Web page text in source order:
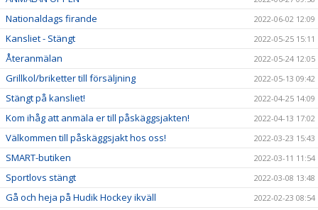
Nationaldags firande 2022-06-02 12:09
Kansliet - Stängt 2022-05-25 15:11
Återanmälan 2022-05-24 12:05
Grillkol/briketter till försäljning 2022-05-13 09:42
Stängt på kansliet! 2022-04-25 14:09
Kom ihåg att anmäla er till påskäggsjakten! 2022-04-13 17:02
Välkommen till påskäggsjakt hos oss! 2022-03-23 15:43
SMART-butiken 2022-03-11 11:54
Sportlovs stängt 2022-03-08 13:48
Gå och heja på Hudik Hockey ikväll 2022-02-23 08:54